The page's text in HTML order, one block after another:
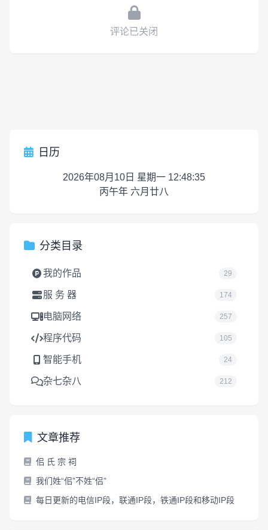
评论已关闭
日历
2026年08月10日 星期一 12:48:35
丙午年 六月廿八
分类目录
我的作品 29
服 务 器 174
电脑网络 257
程序代码 105
智能手机 24
杂七杂八 212
文章推荐
佀 氏 宗 祠
我们姓“佀”不姓“侣”
每日更新的电信IP段，联通IP段，铁通IP段和移动IP段